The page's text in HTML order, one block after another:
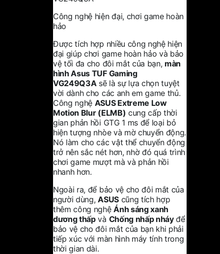
Công nghệ hiện đại, chơi game hoàn
hảo
Được tích hợp nhiều công nghệ hiện
đại giúp chơi game hoàn hảo và bảo
vệ tối đa cho đôi mắt của bạn, màn
hình Asus TUF Gaming
VG249Q3A sẽ là sự lựa chọn tuyệt
vời dành cho các anh em game thủ.
Công nghệ ASUS Extreme Low
Motion Blur (ELMB) cung cấp thời
gian phản hồi GTG 1 ms để loại bỏ
hiện tượng nhòe và mờ chuyển động.
Nó làm cho các vật thể chuyển động
trở nên sắc nét hơn, nhờ đó quá trình
chơi game mượt mà và phản hồi
nhanh hơn.
Ngoài ra, để bảo vệ cho đôi mắt của
người dùng,ASUScũng tích hợp
thêm công nghệÁnh sáng xanh
dương thấpvà Chống nhấp nháyđể
bảo vệ cho đôi mắt của bạn khi phải
tiếp xúc với màn hình máy tính trong
thời gian dài.